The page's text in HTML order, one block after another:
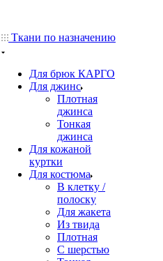
Ткани по назначению
Для брюк КАРГО
Для джинс
Плотная
джинса
Тонкая
джинса
Для кожаной
куртки
Для костюма
В клетку /
полоску
Для жакета
Из твида
Плотная
С шерстью